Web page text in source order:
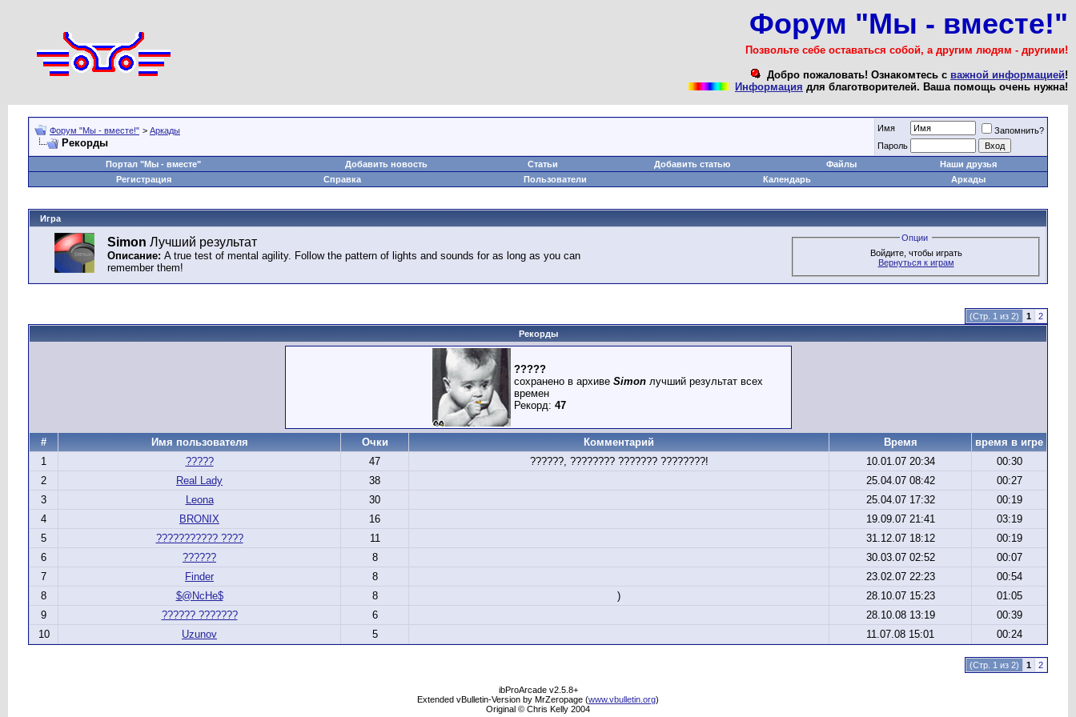
Форум "Мы - вместе!"
Позвольте себе оставаться собой, а другим людям - другими!
Добро пожаловать! Ознакомтесь с важной информацией!
Информация для благотворителей. Ваша помощь очень нужна!
Форум "Мы - вместе!" > Аркады
Рекорды
Имя
Запомнить?
Пароль
Портал "Мы - вместе"
Добавить новость Статьи Добавить статью Файлы
Наши друзья
Регистрация
Справка Пользователи Календарь Аркады
Игра
Simon Лучший результат
Описание: A true test of mental agility. Follow the pattern of lights and sounds for as long as you can
remember them!
Опции
Войдите, чтобы играть
Вернуться к играм
(Стр. 1 из 2) 1
2
Рекорды
?????
сохранено в архиве Simonлучший результат всех
времен
Рекорд: 47
# Имя пользователя Очки Комментарий Время
время в игре
1
????? 47 ??????, ???????? ??????? ????????! 10.01.07 20:34
00:30
2
Real Lady 38 25.04.07 08:42
00:27
3
Leona 30 25.04.07 17:32
00:19
4
BRONIX 16 19.09.07 21:41
03:19
5
??????????? ???? 11 31.12.07 18:12
00:19
6
?????? 8 30.03.07 02:52
00:07
7
Finder 8 23.02.07 22:23
00:54
8
$@NcHe$ 8 ) 28.10.07 15:23
01:05
9
?????? ??????? 6 28.10.08 13:19
00:39
10
Uzunov 5 11.07.08 15:01 00:24
(Стр. 1 из 2) 1 2
ibProArcade v2.5.8+
Extended vBulletin-Version by MrZeropage (www.vbulletin.org)
Original © Chris Kelly 2004